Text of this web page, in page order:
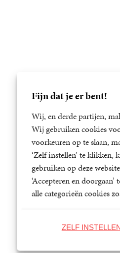
Fijn dat je er bent!
Wij, en derde partijen,
Wij gebruiken cookies
voorkeuren op te slaan,
‘Zelf instellen’ te klikken,
gebruiken op deze
‘Accepteren en
alle categorieën cookies
ZELF